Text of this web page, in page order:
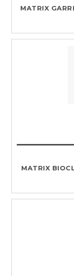
MATRIX
MATRIX